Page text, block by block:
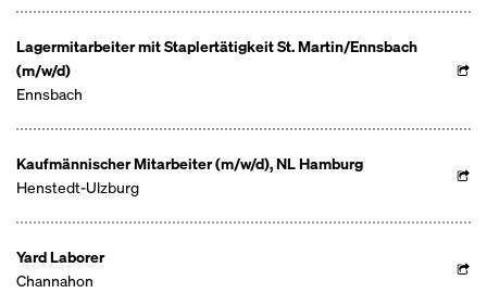
Lagermitarbeiter mit Staplertätigkeit St. Martin/Ennsbach
(m/w/d)
Ennsbach
Kaufmännischer Mitarbeiter (m/w/d), NL Hamburg
Henstedt-Ulzburg
Yard Laborer
Channahon